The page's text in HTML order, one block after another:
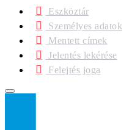
Eszköztár
Személyes adatok
Mentett címek
Jelentés lekérése
Felejtés joga